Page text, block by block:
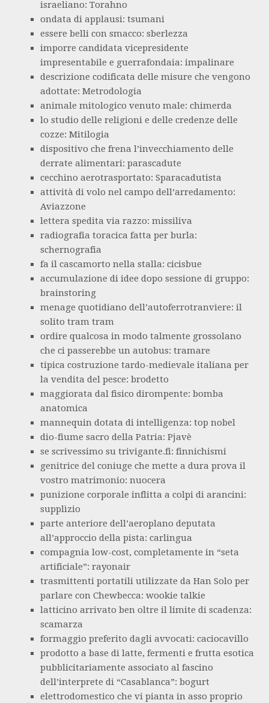
israeliano: Torahno
ondata di applausi: tsumani
essere belli con smacco: sberlezza
imporre candidata vicepresidente
impresentabile e guerrafondaia: impalinare
descrizione codificata delle misure che vengono
adottate: Metrodologia
animale mitologico venuto male: chimerda
lo studio delle religioni e delle credenze delle
cozze: Mitilogia
dispositivo che frena l’invecchiamento delle
derrate alimentari: parascadute
cecchino aerotrasportato: Sparacadutista
attività di volo nel campo dell’arredamento:
Aviazzone
lettera spedita via razzo: missiliva
radiografia toracica fatta per burla:
schernografia
fa il cascamorto nella stalla: cicisbue
accumulazione di idee dopo sessione di gruppo:
brainstoring
menage quotidiano dell’autoferrotranviere: il
solito tram tram
ordire qualcosa in modo talmente grossolano
che ci passerebbe un autobus: tramare
tipica costruzione tardo-medievale italiana per
la vendita del pesce: brodetto
maggiorata dal fisico dirompente: bomba
anatomica
mannequin dotata di intelligenza: top nobel
dio-fiume sacro della Patria: Pjavè
se scrivessimo su trivigante.fi: finnichismi
genitrice del coniuge che mette a dura prova il
vostro matrimonio: nuocera
punizione corporale inflitta a colpi di arancini:
supplìzio
parte anteriore dell’aeroplano deputata
all’approccio della pista: carlingua
compagnia low-cost, completamente in “seta
artificiale”: rayonair
trasmittenti portatili utilizzate da Han Solo per
parlare con Chewbecca: wookie talkie
latticino arrivato ben oltre il limite di scadenza:
scamarza
formaggio preferito dagli avvocati: caciocavillo
prodotto a base di latte, fermenti e frutta esotica
pubblicitariamente associato al fascino
dell’interprete di “Casablanca”: bogurt
elettrodomestico che vi pianta in asso proprio